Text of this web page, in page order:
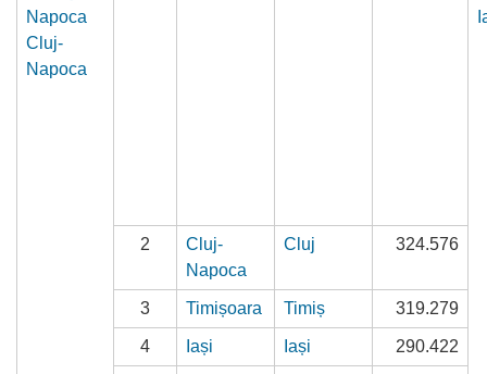
Cluj-
Napoca
2
Cluj-
Napoca
Cluj 324.576
3 Timișoara Timiș 319.279
4 Iași Iași 290.422